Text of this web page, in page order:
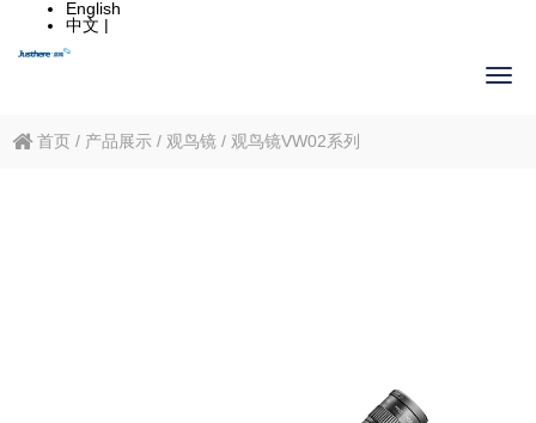
English
中文 |
首页 / 产品展示 / 观鸟镜 / 观鸟镜VW02系列